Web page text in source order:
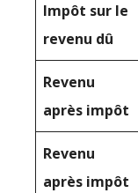
Impôt sur le
revenu dû
Revenu
après impôt
Revenu
après impôt